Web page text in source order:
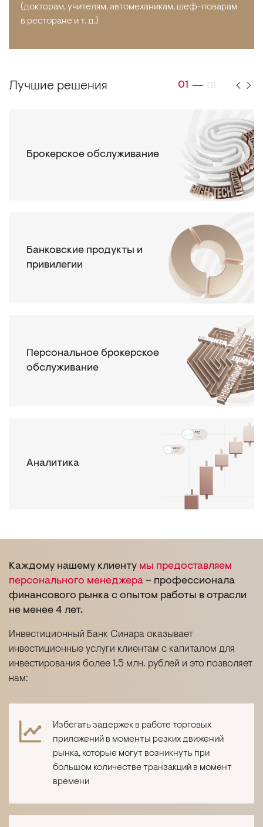
(докторам, учителям, автомеханикам, шеф-поварам
в ресторане и т. д.)
Лучшие решения 01 01
Брокерское обслуживание
Банковские продукты и
привилегии
Персональное брокерское
обслуживание
Аналитика
Каждому нашему клиенту мы предоставляем
персонального менеджера – профессионала
финансового рынка с опытом работы в отрасли
не менее 4 лет.
Инвестиционный Банк Синара оказывает
инвестиционные услуги клиентам с капиталом для
инвестирования более 1.5 млн. рублей и это позволяет
нам:
Избегать задержек в работе торговых
приложений в моменты резких движений
рынка, которые могут возникнуть при
большом количестве транзакций в момент
времени